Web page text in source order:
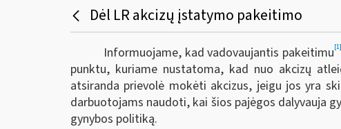
Dėl LR akcizų įstatymo pakeitimo
Informuojame, kad vadovaujantis pakeitimu[1]
punktu, kuriame nustatoma, kad nuo akcizų
atsiranda prievolė mokėti akcizus, jeigu jos yra
darbuotojams naudoti, kai šios pajėgos dalyvauja
gynybos politiką.